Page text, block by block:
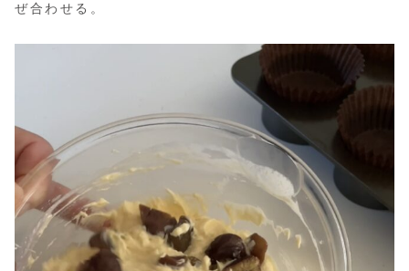
ぜ合わせる。